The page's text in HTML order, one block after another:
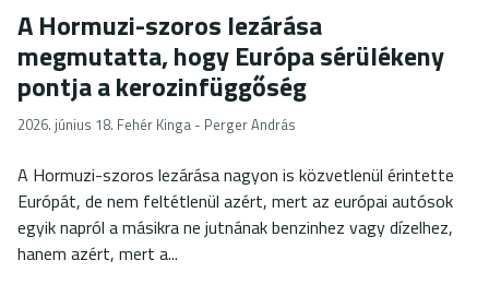
A Hormuzi-szoros lezárása
megmutatta, hogy Európa sérülékeny
pontja a kerozinfüggőség
2026. június 18. Fehér Kinga - Perger András
A Hormuzi-szoros lezárása nagyon is közvetlenül érintette
Európát, de nem feltétlenül azért, mert az európai autósok
egyik napról a másikra ne jutnának benzinhez vagy dízelhez,
hanem azért, mert a...